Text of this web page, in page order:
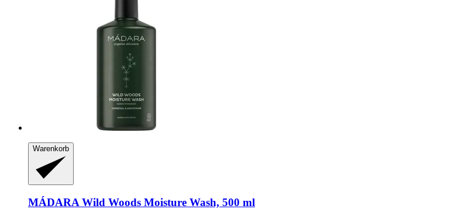
Warenkorb
MÁDARA Wild Woods Moisture Wash, 500 ml